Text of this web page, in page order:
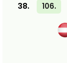
38. 106.